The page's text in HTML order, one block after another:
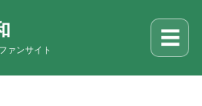
ァンサイト ☰